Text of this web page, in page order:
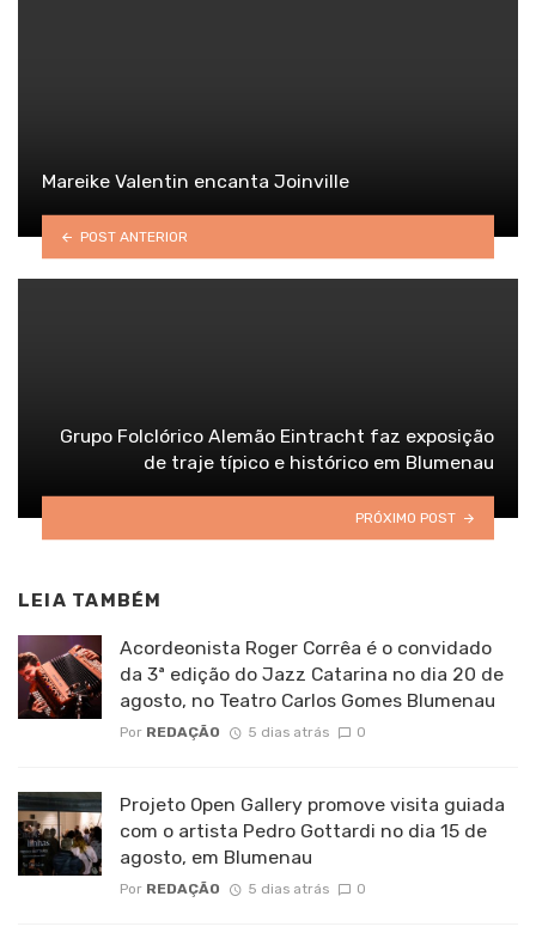
Mareike Valentin encanta Joinville
POST ANTERIOR
Grupo Folclórico Alemão Eintracht faz exposição
de traje típico e histórico em Blumenau
PRÓXIMO POST
LEIA TAMBÉM
Acordeonista Roger Corrêa é o convidado
da 3ª edição do Jazz Catarina no dia 20 de
agosto, no Teatro Carlos Gomes Blumenau
Por REDAÇÃO 5 dias atrás 0
Projeto Open Gallery promove visita guiada
com o artista Pedro Gottardi no dia 15 de
agosto, em Blumenau
Por REDAÇÃO 5 dias atrás 0